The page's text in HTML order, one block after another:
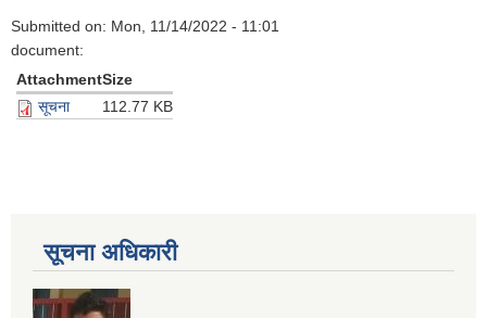
Submitted on: Mon, 11/14/2022 - 11:01
document:
AttachmentSize
सूचना
112.77 KB
सूचना अधिकारी